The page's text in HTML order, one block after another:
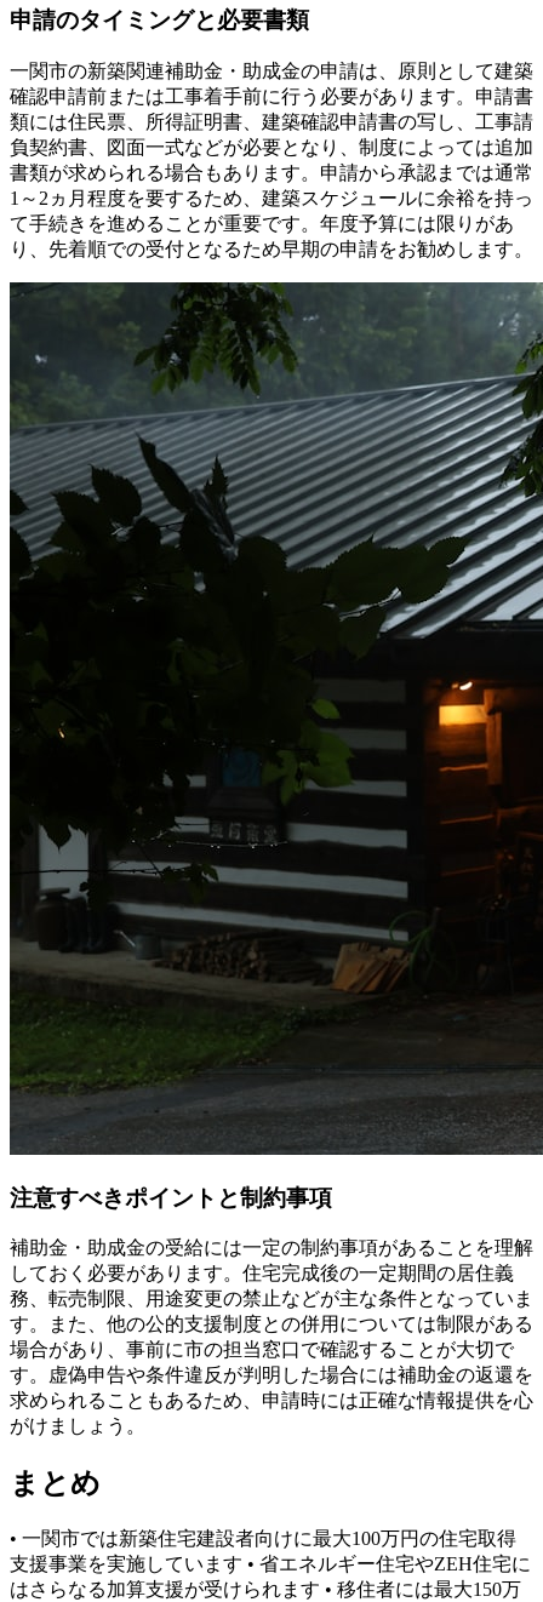
申請のタイミングと必要書類
一関市の新築関連補助金・助成金の申請は、原則として建築
確認申請前または工事着手前に行う必要があります。申請書
類には住民票、所得証明書、建築確認申請書の写し、工事請
負契約書、図面一式などが必要となり、制度によっては追加
書類が求められる場合もあります。申請から承認までは通常
1～2ヵ月程度を要するため、建築スケジュールに余裕を持っ
て手続きを進めることが重要です。年度予算には限りがあ
り、先着順での受付となるため早期の申請をお勧めします。
注意すべきポイントと制約事項
補助金・助成金の受給には一定の制約事項があることを理解
しておく必要があります。住宅完成後の一定期間の居住義
務、転売制限、用途変更の禁止などが主な条件となっていま
す。また、他の公的支援制度との併用については制限がある
場合があり、事前に市の担当窓口で確認することが大切で
す。虚偽申告や条件違反が判明した場合には補助金の返還を
求められることもあるため、申請時には正確な情報提供を心
がけましょう。
まとめ
• 一関市では新築住宅建設者向けに最大100万円の住宅取得
支援事業を実施しています • 省エネルギー住宅やZEH住宅に
はさらなる加算支援が受けられます • 移住者には最大150万